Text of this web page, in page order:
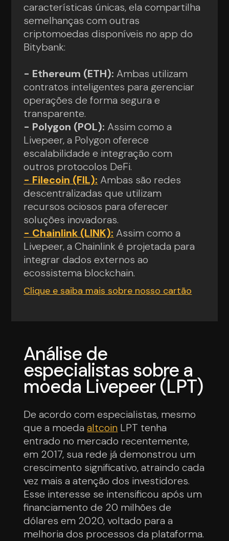
características únicas, ela compartilha
semelhanças com outras
criptomoedas disponíveis no app do
Bitybank:
- Ethereum (ETH): Ambas utilizam
contratos inteligentes para gerenciar
operações de forma segura e
transparente.
- Polygon (POL): Assim como a
Livepeer, a Polygon oferece
escalabilidade e integração com
outros protocolos DeFi.
- Filecoin (FIL): Ambas são redes
descentralizadas que utilizam
recursos ociosos para oferecer
soluções inovadoras.
- Chainlink (LINK): Assim como a
Livepeer, a Chainlink é projetada para
integrar dados externos ao
ecossistema blockchain.
Clique e saiba mais sobre nosso cartão
Análise de
especialistas sobre a
moeda Livepeer (LPT)
De acordo com especialistas, mesmo
que a moedaaltcoin LPT tenha
entrado no mercado recentemente,
em 2017, sua rede já demonstrou um
crescimento significativo, atraindo cada
vez mais a atenção dos investidores.
Esse interesse se intensificou após um
financiamento de 20 milhões de
dólares em 2020, voltado para a
melhoria dos processos da plataforma.